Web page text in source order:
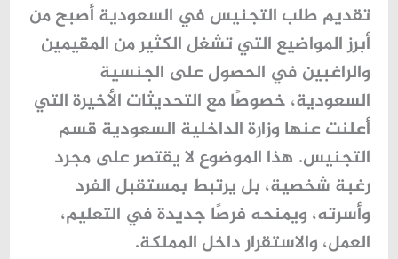
تقديم طلب التجنيس في السعودية أصبح من
أبرز المواضيع التي تشغل الكثير من المقيمين
والراغبين في الحصول على الجنسية
السعودية، خصوصًا مع التحديثات الأخيرة التي
أعلنت عنها وزارة الداخلية السعودية قسم
التجنيس. هذا الموضوع لا يقتصر على مجرد
رغبة شخصية، بل يرتبط بمستقبل الفرد
وأسرته، ويمنحه فرصًا جديدة في التعليم،
العمل، والاستقرار داخل المملكة.